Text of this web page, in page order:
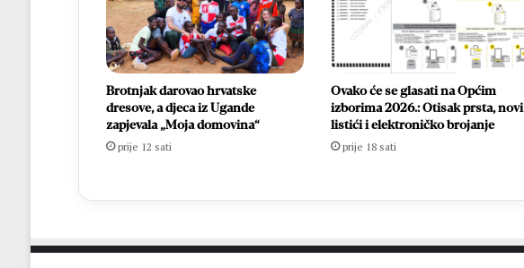
Brotnjak darovao hrvatske
dresove, a djeca iz Ugande
zapjevala „Moja domovina“
prije 12 sati
Ovako će se glasati na Općim
izborima 2026.: Otisak prsta, novi
listići i elektroničko brojanje
prije 18 sati